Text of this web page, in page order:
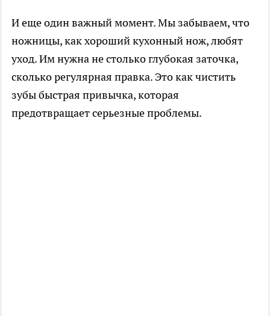
И еще один важный момент. Мы забываем, что
ножницы, как хороший кухонный нож, любят
уход. Им нужна не столько глубокая заточка,
сколько регулярная правка. Это как чистить
зубы быстрая привычка, которая
предотвращает серьезные проблемы.